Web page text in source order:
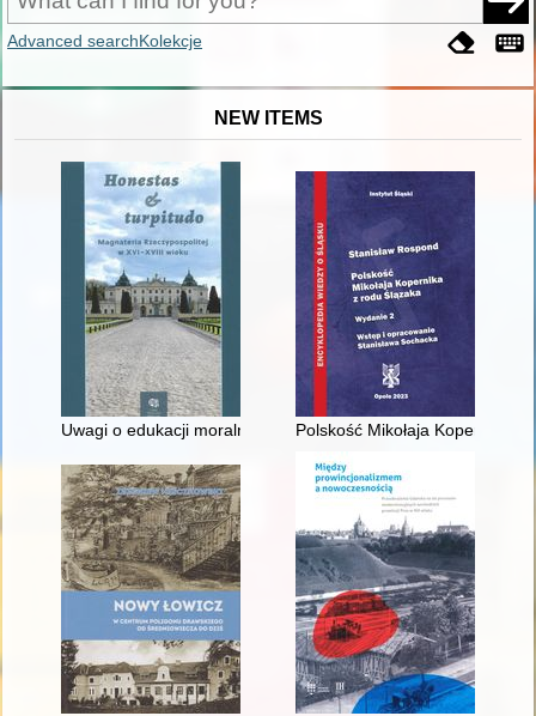
Advanced searchKolekcje
NEW ITEMS
Uwagi o edukacji moralnej synów szlacheckich w XVI-
Polskość Mikołaja Kopernika z